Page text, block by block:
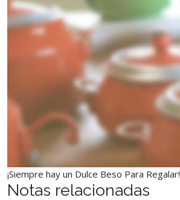
¡Siempre hay un Dulce Beso Para Regalar!
Notas relacionadas